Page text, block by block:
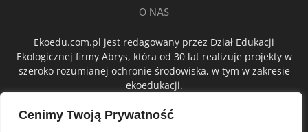
Cenimy Twoją Prywatność
O NAS
Ekoedu.com.pl jest redagowany przez Dział Edukacji
Ekologicznej firmy Abrys, która od 30 lat realizuje projekty w
szeroko rozumianej ochronie środowiska, w tym w zakresie
ekoedukacji.